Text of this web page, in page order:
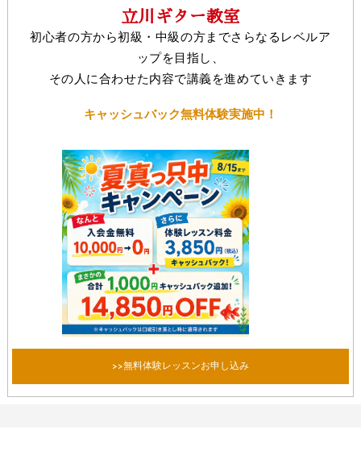
立川ギター教室
初心者の方から初級・中級の方までさらなるレベルア
ップを目指し、
その人に合わせた内容で講義を進めていきます
キャッシュバック無料体験実施中！
>>無料体験レッスンお申し込み